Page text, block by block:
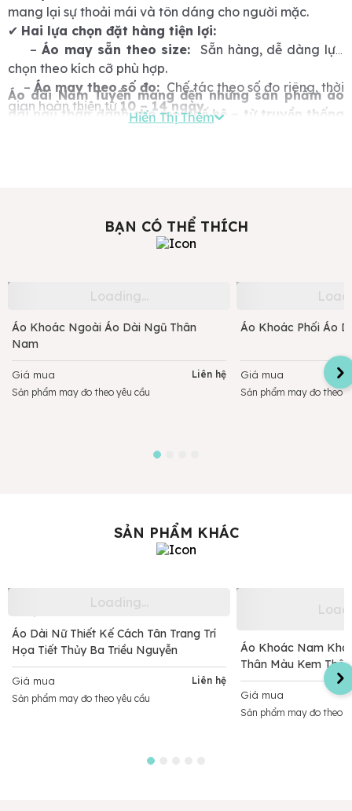
mang lại sự thoải mái và tôn dáng cho người mặc.
✔ Hai lựa chọn đặt hàng tiện lợi:
– Áo may sẵn theo size:
Sẵn hàng, dễ dàng lựa
chọn theo kích cỡ phù hợp.
– Áo may theo số đo: Chế tác theo số đo riêng, thời
gian hoàn thiện từ 10 – 14 ngày.
Phù hợp nhiều dịp:Thích hợp mặc trong các sự kiện
trẻ em đến người lớn.
Áo dài Năm Tuyền mang đến những sản phẩm áo
dài ngũ thân dành cho mọi thế hệ – từ truyền thống
Hiển Thị Thêm
BẠN CÓ THỂ THÍCH
Áo Khoác Ngoài Áo Dài Ngũ Thân
Nam
Giá mua
Liên hệ
Sản phẩm may đo theo yêu cầu
Áo Khoác Phối Áo
Giá mua
Sản phẩm may đo theo
SẢN PHẨM KHÁC
Áo Dài Nữ Thiết Kế Cách Tân Trang Trí
Họa Tiết Thủy Ba Triều Nguyễn
Giá mua
Liên hệ
Sản phẩm may đo theo yêu cầu
Áo Khoác Nam
Thân Màu Kem
Giá mua
Sản phẩm may đo theo